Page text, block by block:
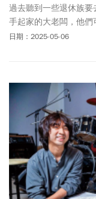
過去聽到一些退休族
手起家的大老闆，他
資源有時間時決定再去
藝術夢的種子，即使帶
芽！
日期：2025-05-06